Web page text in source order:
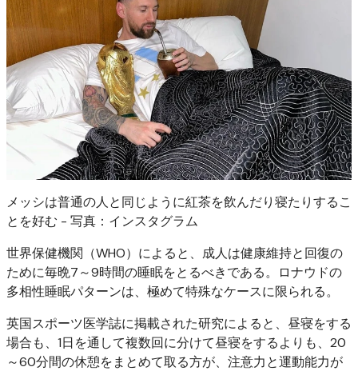
メッシは普通の人と同じように紅茶を飲んだり寝たりするこ
とを好む - 写真：インスタグラム
世界保健機関（WHO）によると、成人は健康維持と回復の
ために毎晩7～9時間の睡眠をとるべきである。ロナウドの
多相性睡眠パターンは、極めて特殊なケースに限られる。
英国スポーツ医学誌に掲載された研究によると、昼寝をする
場合も、1日を通して複数回に分けて昼寝をするよりも、20
～60分間の休憩をまとめて取る方が、注意力と運動能力が